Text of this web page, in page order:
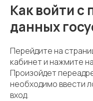
Как войти
данных
Перейдите на
кабинет и нажмите
Произойдет
необходимо ввести
вход.